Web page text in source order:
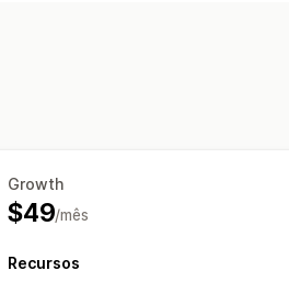
Emojis e adesivos
boas-vindas
Growth
$49/mês
Recursos